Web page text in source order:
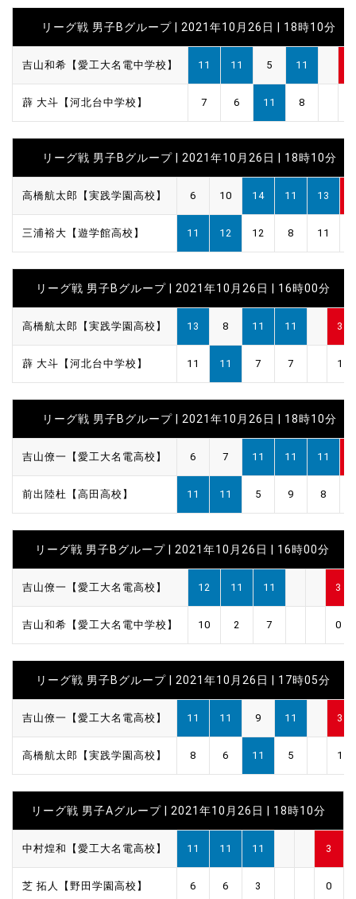
リーグ戦 男子Bグループ | 2021年10月26日 | 18時10分
吉山和希【愛工大名電中学校】 11 11 5 11
薜 大斗【河北台中学校】 7 6 11 8
リーグ戦 男子Bグループ | 2021年10月26日 | 18時10分
高橋航太郎【実践学園高校】 6 10 14 11 13
三浦裕大【遊学館高校】 11 12 12 8 11
リーグ戦 男子Bグループ | 2021年10月26日 | 16時00分
高橋航太郎【実践学園高校】 13 8 11 11 3
薜 大斗【河北台中学校】 11 11 7 7 1
リーグ戦 男子Bグループ | 2021年10月26日 | 18時10分
吉山僚一【愛工大名電高校】 6 7 11 11 11
前出陸杜【高田高校】 11 11 5 9 8
リーグ戦 男子Bグループ | 2021年10月26日 | 16時00分
吉山僚一【愛工大名電高校】 12 11 11 3
吉山和希【愛工大名電中学校】 10 2 7 0
リーグ戦 男子Bグループ | 2021年10月26日 | 17時05分
吉山僚一【愛工大名電高校】 11 11 9 11 3
高橋航太郎【実践学園高校】 8 6 11 5 1
リーグ戦 男子Aグループ | 2021年10月26日 | 18時10分
中村煌和【愛工大名電高校】 11 11 11 3
芝 拓人【野田学園高校】 6 6 3 0